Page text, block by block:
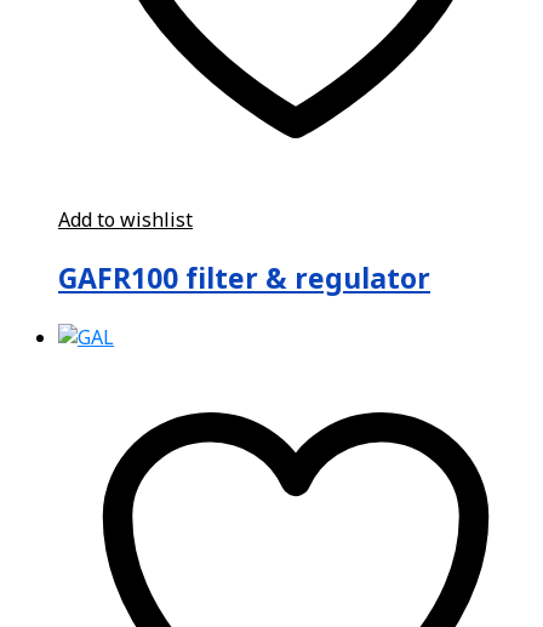
Add to wishlist
GAFR100 filter & regulator